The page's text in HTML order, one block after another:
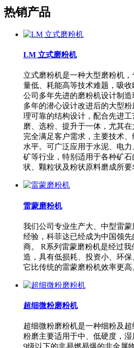
热销产品
LM 立式磨粉机
立式磨粉机是一种大型磨粉机
量低、耗能高等技术难题，吸
公司多年先进的磨粉机设计制
多年的潜心设计改进后的大型
理可靠的结构设计，配合先进
磨、选粉、提升于一体，尤其
完全满足客户需求，主要技术
水平。可广泛应用于水泥、电
矿等行业，特别适用于各种矿
状、颗粒状及粉状原料磨成所要
雷蒙磨粉机
我们公司专业生产大、中型雷
经验，科菲达已经成为中国领
商。 R系列雷蒙磨粉机是经过
造，具有低损耗、投资小、环保
它比传统的雷蒙磨粉机效率更高
超细微粉磨粉机
超细微粉磨粉机是一种细粉及
粉磨主要适用于中、低硬度，